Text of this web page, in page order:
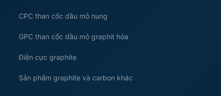
CPC than cốc dầu mỏ nung
GPC than cốc dầu mỏ graphit hóa
Điện cực graphite
Sản phẩm graphite và carbon khác